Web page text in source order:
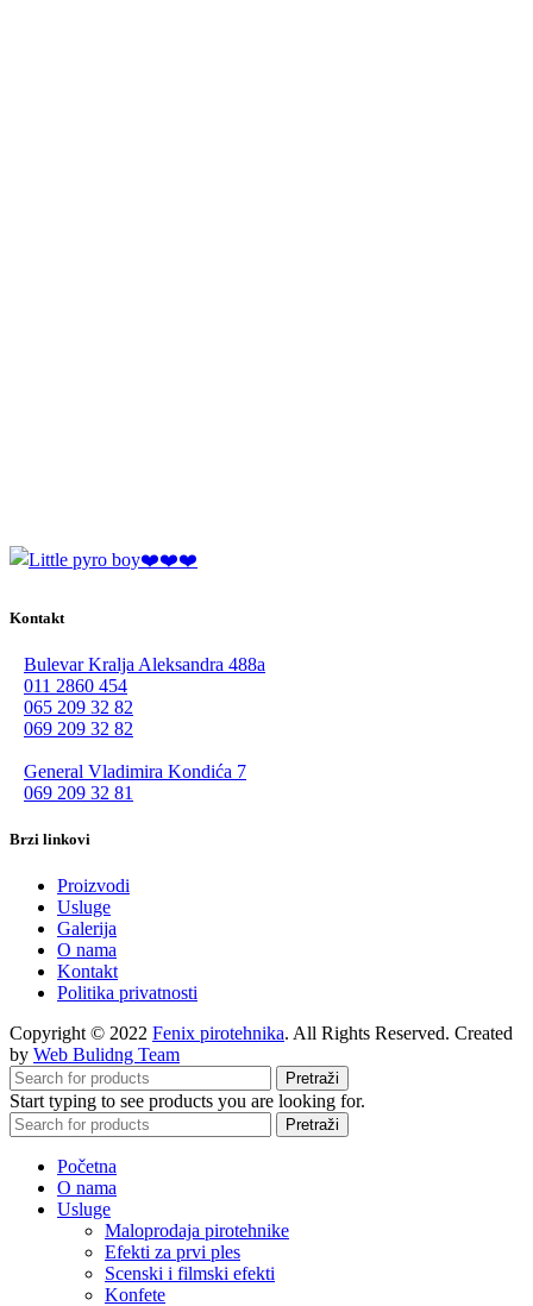
Kontakt
Bulevar Kralja Aleksandra 488a
011 2860 454
065 209 32 82
069 209 32 82
General Vladimira Kondića 7
069 209 32 81
Brzi linkovi
Proizvodi
Usluge
Galerija
O nama
Kontakt
Politika privatnosti
Copyright © 2022 Fenix pirotehnika. All Rights Reserved. Created
by Web Bulidng Team
Pretraži
Start typing to see products you are looking for.
Pretraži
Početna
O nama
Usluge
Maloprodaja pirotehnike
Efekti za prvi ples
Scenski i filmski efekti
Konfete